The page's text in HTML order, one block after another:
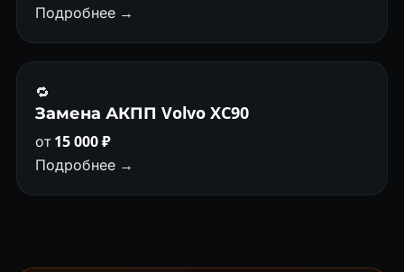
Подробнее →
🔁
Замена АКПП Volvo XC90
от15 000 ₽
Подробнее →